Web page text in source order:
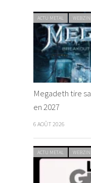
ACTU METAL
Megadeth tire
en 2027
6 AOÛT 2026
ACTU METAL